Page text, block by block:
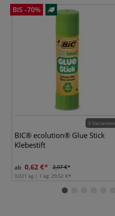
BIS -70%
3 Varianten
BIC® ecolution® Glue Stick
Klebestift
ab 0,62 € 2,07 €
0,021 kg | 1 kg: 29,52 €